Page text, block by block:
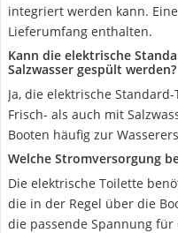
integriert werden kann.
Lieferumfang enthalten.
Kann die elektrische
Salzwasser gespült werden?
Ja, die elektrische
Frisch- als auch mit
Booten häufig zur
Welche Stromversorgung
Die elektrische Toilette
die in der Regel über die
die passende Spannung